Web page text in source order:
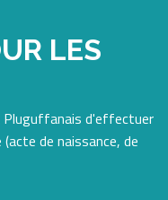
LES
Pluguffanais d'effectuer
de naissance, de